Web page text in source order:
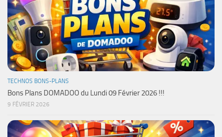
TECHNOS BONS-PLANS
Bons Plans DOMADOO du Lundi 09 Février 2026 !!!
9 FÉVRIER 2026